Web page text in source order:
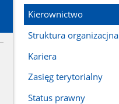
Kierownictwo
Struktura organizacjna
Kariera
Zasięg terytorialny
Status prawny